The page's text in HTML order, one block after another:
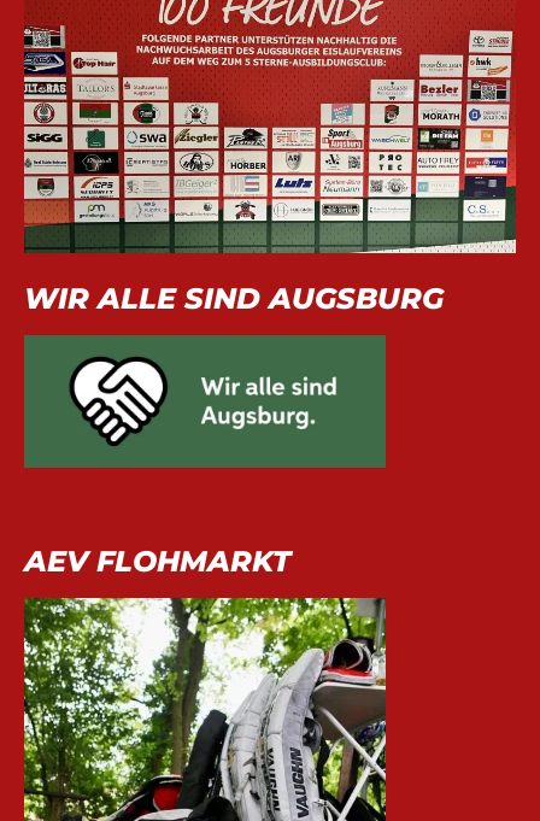
WIR ALLE SIND AUGSBURG
AEV FLOHMARKT